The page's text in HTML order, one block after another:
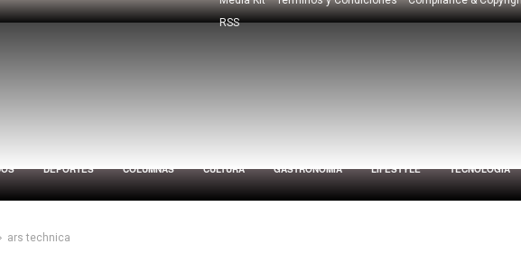
RSS
DEPORTES COLUMNAS CULTURA GASTRONOMÍA LIFESTYLE TECNOLOGÍA
ars technica